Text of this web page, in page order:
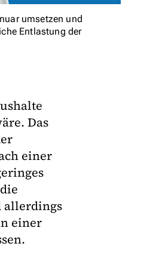
umsetzen und
Entlastung der
Das
einer
allerdings
einer